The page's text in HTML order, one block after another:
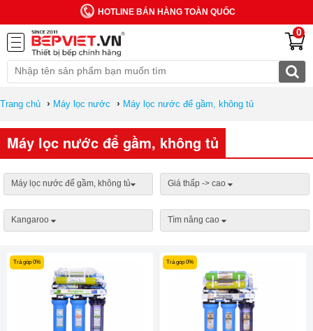
HOTLINE BÁN HÀNG TOÀN QUỐC
0
Trang chủ › Máy lọc nước › Máy lọc nước để gầm, không tủ
Máy lọc nước để gầm, không tủ
Máy lọc nước để gầm, không tủ Giá thấp -> cao
Kangaroo Tìm nâng cao
Trả góp 0% Trả góp 0%